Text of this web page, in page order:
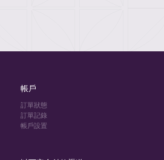
帳戶
訂單狀態
訂單記錄
帳戶設置